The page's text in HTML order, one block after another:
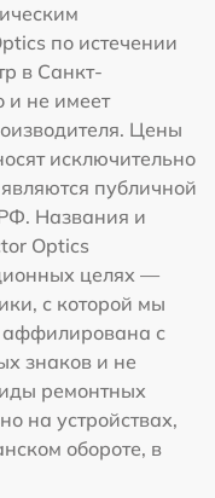
по истечении
в Санкт-
и не имеет
Цены
исключительно
публичной
Названия и
Optics
целях —
с которой мы
аффилирована с
знаков и не
ремонтных
на устройствах,
обороте, в